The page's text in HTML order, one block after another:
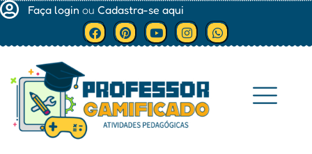
Faça login ou Cadastra-se aqui